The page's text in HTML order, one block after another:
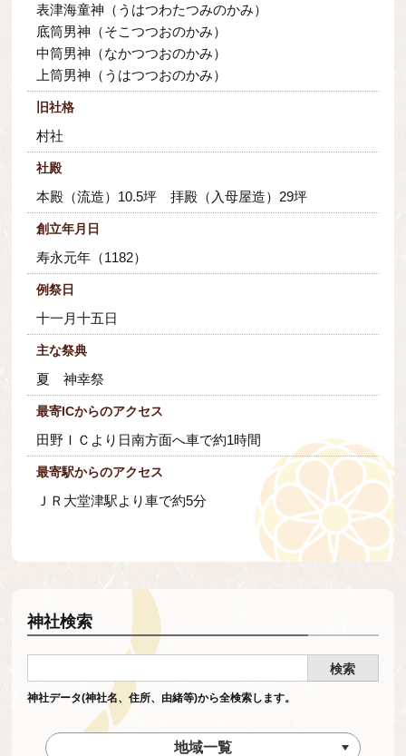
表津海童神（うはつわたつみのかみ）
底筒男神（そこつつおのかみ）
中筒男神（なかつつおのかみ）
上筒男神（うはつつおのかみ）
旧社格
村社
社殿
本殿（流造）10.5坪 拝殿（入母屋造）29坪
創立年月日
寿永元年（1182）
例祭日
十一月十五日
主な祭典
夏 神幸祭
最寄ICからのアクセス
田野ＩＣより日南方面へ車で約1時間
最寄駅からのアクセス
ＪＲ大堂津駅より車で約5分
神社検索
神社データ(神社名、住所、由緒等)から全検索します。
地域一覧